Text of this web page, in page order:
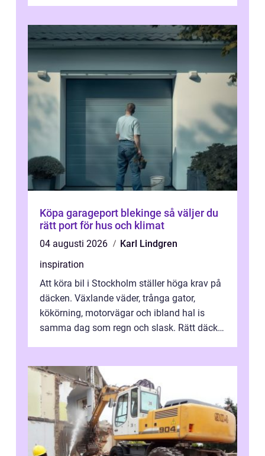
Köpa garageport blekinge så väljer du
rätt port för hus och klimat
04 augusti 2026
Karl Lindgren
inspiration
Att köra bil i Stockholm ställer höga krav på
däcken. Växlande väder, trånga gator,
kökörning, motorvägar och ibland hal is
samma dag som regn och slask. Rätt däck